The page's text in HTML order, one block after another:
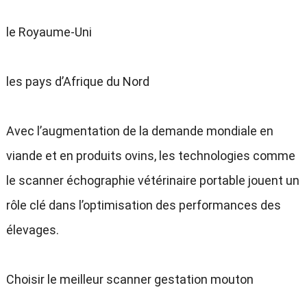
le Royaume-Uni
les pays d’Afrique du Nord
Avec l’augmentation de la demande mondiale en
viande et en produits ovins, les technologies comme
le scanner échographie vétérinaire portable jouent un
rôle clé dans l’optimisation des performances des
élevages.
Choisir le meilleur scanner gestation mouton